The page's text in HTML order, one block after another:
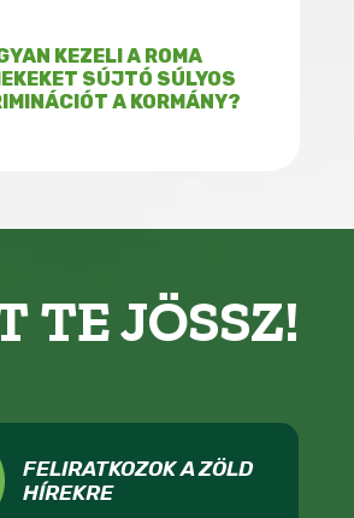
KEZELI A ROMA
SÚJTÓ SÚLYOS
A KORMÁNY?
TE JÖSSZ!
FELIRATKOZOK A ZÖLD
HÍREKRE